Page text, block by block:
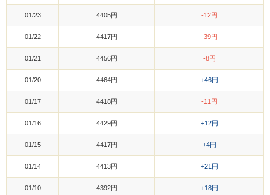
01/23 4405円 -12円
01/22 4417円 -39円
01/21 4456円 -8円
01/20 4464円 +46円
01/17 4418円 -11円
01/16 4429円 +12円
01/15 4417円 +4円
01/14 4413円 +21円
01/10 4392円 +18円